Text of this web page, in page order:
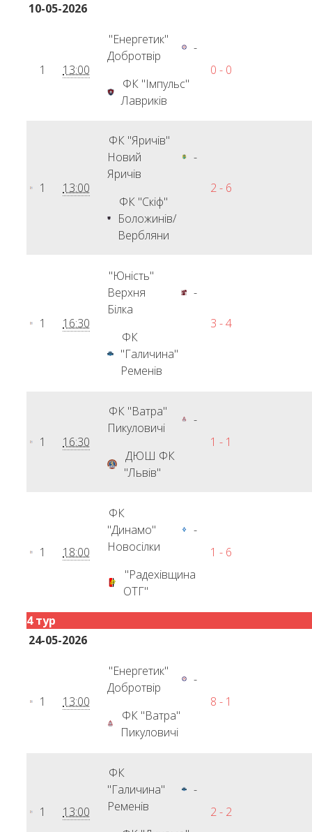
10-05-2026
1 13:00
"Енергетик"
Добротвір
-
ФК "Імпульс"
Лавриків
0 - 0
1 13:00
ФК "Яричів"
Новий
Яричів
-
ФК "Скіф"
Боложинів/
Вербляни
2 - 6
1 16:30
"Юність"
Верхня
Білка
-
ФК
"Галичина"
Ременів
3 - 4
1 16:30
ФК "Ватра"
Пикуловичі
-
ДЮШ ФК
"Львів"
1 - 1
1 18:00
ФК
"Динамо"
Новосілки
-
"Радехівщина
ОТГ"
1 - 6
4 тур
24-05-2026
1 13:00
"Енергетик"
Добротвір
-
ФК "Ватра"
Пикуловичі
8 - 1
1 13:00
ФК
"Галичина"
Ременів
-
2 - 2